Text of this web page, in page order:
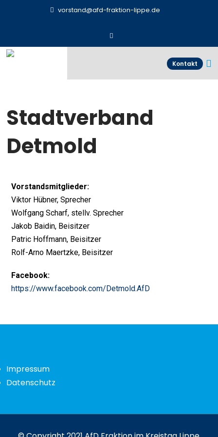
vorstand@afd-fraktion-lippe.de
Kontakt
Stadtverband
Detmold
Vorstandsmitglieder:
Viktor Hübner, Sprecher
Wolfgang Scharf, stellv. Sprecher
Jakob Baidin, Beisitzer
Patric Hoffmann, Beisitzer
Rolf-Arno Maertzke, Beisitzer
Facebook:
https://www.facebook.com/Detmold.AfD
Impressum
Datenschutz